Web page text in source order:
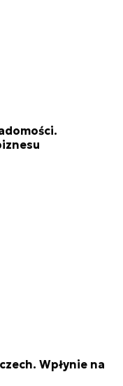
Wpłynie na